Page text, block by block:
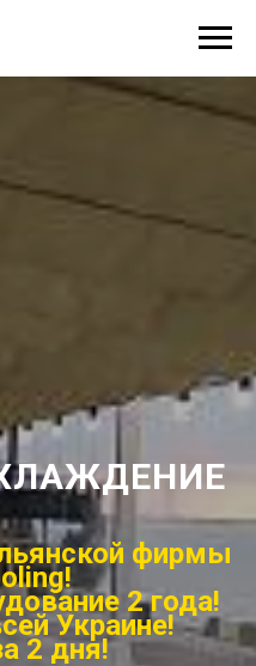
фирмы
2 года!
Украине!
2 дня!